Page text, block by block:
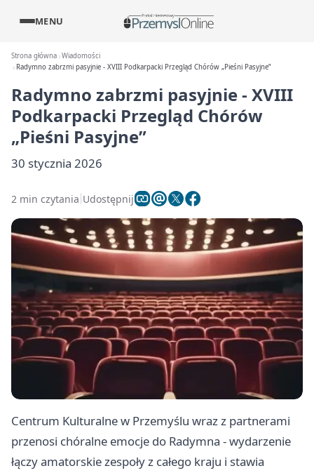
MENU
Strona główna Wiadomości
Radymno zabrzmi pasyjnie - XVIII Podkarpacki Przegląd Chórów „Pieśni Pasyjne”
Radymno zabrzmi pasyjnie - XVIII
Podkarpacki Przegląd Chórów
„Pieśni Pasyjne”
30 stycznia 2026
2 min czytania Udostępnij
Centrum Kulturalne w Przemyślu wraz z partnerami
przenosi chóralne emocje do Radymna - wydarzenie
łączy amatorskie zespoły z całego kraju i stawia